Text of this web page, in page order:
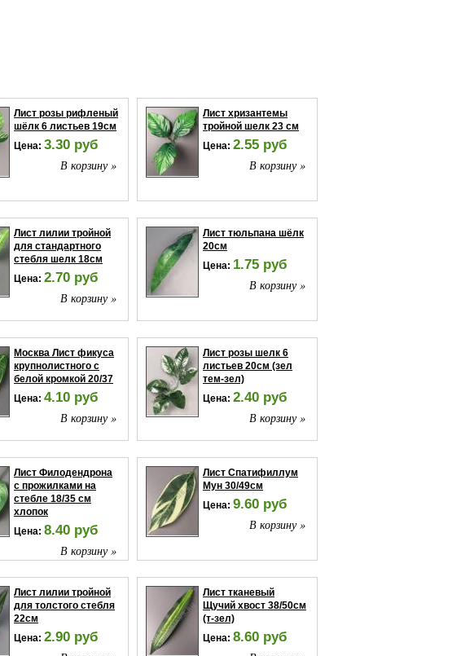
Лист розы рифленый
шёлк 6 листьев 19см
Цена: 3.30 руб
В корзину »
Лист хризантемы
тройной шелк 23 см
Цена: 2.55 руб
В корзину »
Лист лилии тройной
для стандартного
стебля шелк 18см
Цена: 2.70 руб
В корзину »
Лист тюльпана шёлк
20см
Цена: 1.75 руб
В корзину »
Москва Лист фикуса
крупнолистного с
белой кромкой 20/37
Цена: 4.10 руб
В корзину »
Лист розы шелк 6
листьев 20см (зел
тем-зел)
Цена: 2.40 руб
В корзину »
Лист Филодендрона
с прожилками на
стебле 18/35 см
хлопок
Цена: 8.40 руб
В корзину »
Лист Спатифиллум
Мун 30/49см
Цена: 9.60 руб
В корзину »
Лист лилии тройной
для толстого стебля
22см
Цена: 2.90 руб
Лист тканевый
Щучий хвост 38/50см
(т-зел)
Цена: 8.60 руб